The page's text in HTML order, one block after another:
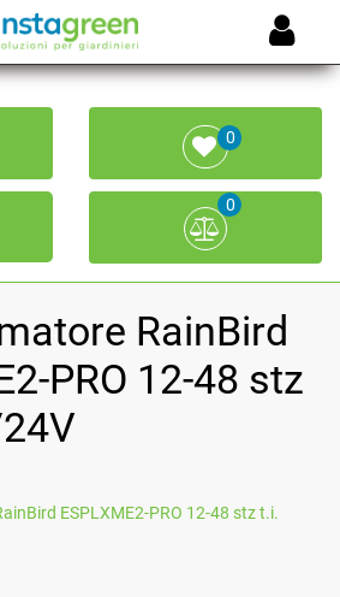
0
0
RainBird
PRO 12-48 stz
ESPLXME2-PRO 12-48 stz t.i.